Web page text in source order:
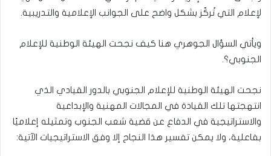
لإعلام التي تُركّز بشكل واضح على الجوانب الإعلامية والتدريبية.
ويأتي السؤال الجوهري هنا كيف نجحت الهيئة الوطنية للإعلام
الجنوبي؟.
نجحت الهيئة الوطنية للإعلام الجنوبي بالدور القيادي الذي
انتهجتها تلك القيادة في المجالات المهنية والإبداعية
والاستراتيجية في الدفاع عن قضية شعب الجنوب وتمثيله إعلاميًا
بفاعلية، ولا يمكن تفسير هذا النجاح إلا وفق الاستراتيجيات الآتية: